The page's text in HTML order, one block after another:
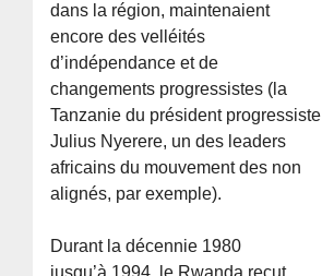
dans la région, maintenaient
encore des velléités
d’indépendance et de
changements progressistes (la
Tanzanie du président progressiste
Julius Nyerere, un des leaders
africains du mouvement des non
alignés, par exemple).
Durant la décennie 1980